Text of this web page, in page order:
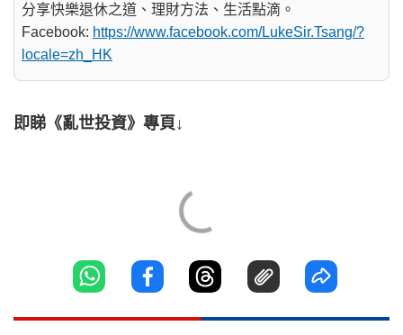
分享快樂退休之道、理財方法、生活點滴。
Facebook: https://www.facebook.com/LukeSir.Tsang/?
locale=zh_HK
即睇《亂世投資》專頁↓